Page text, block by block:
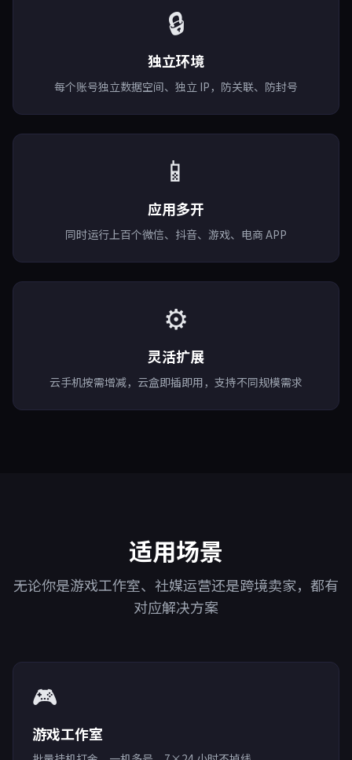
🔒
独立环境
每个账号独立数据空间、独立 IP，防关联、防封号
📱
应用多开
同时运行上百个微信、抖音、游戏、电商 APP
⚙️
灵活扩展
云手机按需增减，云盒即插即用，支持不同规模需求
适用场景
无论你是游戏工作室、社媒运营还是跨境卖家，都有
对应解决方案
🎮
游戏工作室